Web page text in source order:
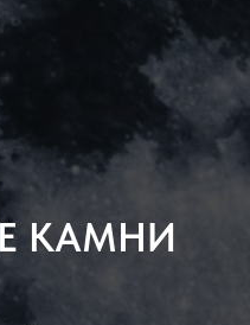
КАМНИ